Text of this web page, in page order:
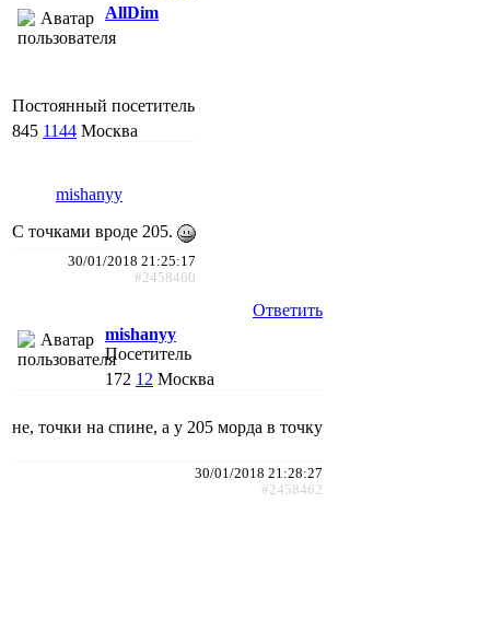
AllDim
Постоянный посетитель
845 1144 Москва
mishanyy
С точками вроде 205.
30/01/2018 21:25:17
#2458460
Ответить
mishanyy
Посетитель
172 12 Москва
не, точки на спине, а у 205 морда в точку
30/01/2018 21:28:27
#2458462